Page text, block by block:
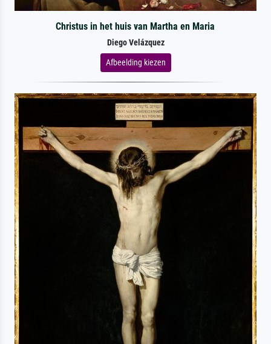
Christus in het huis van Martha en Maria
Diego Velázquez
Afbeelding kiezen